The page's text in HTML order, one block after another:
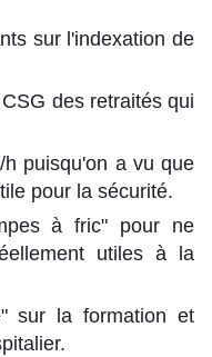
sur l'indexation de
des retraités qui
puisqu'on a vu que
pour la sécurité.
à fric" pour ne
utiles à la
sur la formation et